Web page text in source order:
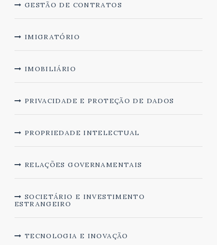
GESTÃO DE CONTRATOS
IMIGRATÓRIO
IMOBILIÁRIO
PRIVACIDADE E PROTEÇÃO DE DADOS
PROPRIEDADE INTELECTUAL
RELAÇÕES GOVERNAMENTAIS
SOCIETÁRIO E INVESTIMENTO
ESTRANGEIRO
TECNOLOGIA E INOVAÇÃO